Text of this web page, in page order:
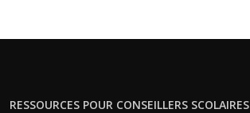
RESSOURCES POUR CONSEILLERS SCOLAIRES